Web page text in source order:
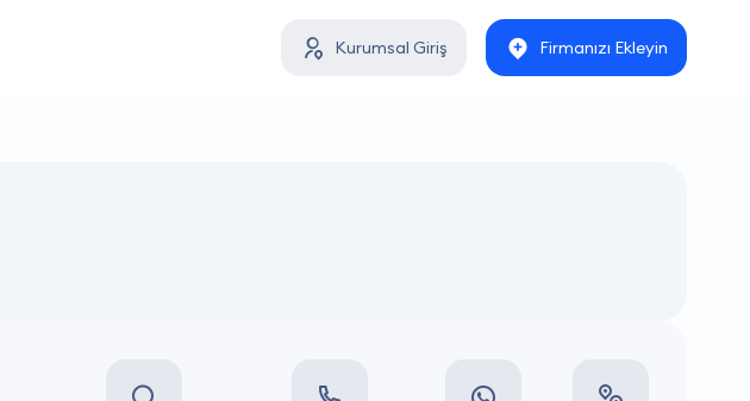
Kurumsal Giriş Firmanızı Ekleyin